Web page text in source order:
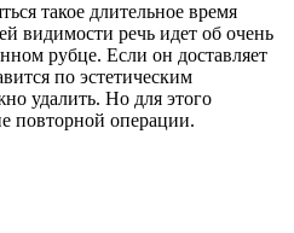
такое длительное время
видимости речь идет об очень
рубце. Если он доставляет
по эстетическим
удалить. Но для этого
повторной операции.